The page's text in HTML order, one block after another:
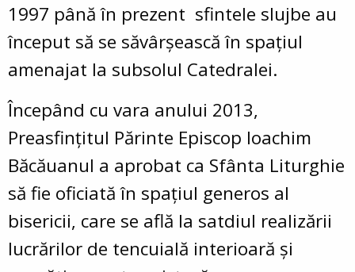
1997 până în prezent sfintele slujbe au
început să se săvârşească în spaţiul
amenajat la subsolul Catedralei.
Începând cu vara anului 2013,
Preasfinţitul Părinte Episcop Ioachim
Băcăuanul a aprobat ca Sfânta Liturghie
să fie oficiată în spaţiul generos al
bisericii, care se află la satdiul realizării
lucrărilor de tencuială interioară şi